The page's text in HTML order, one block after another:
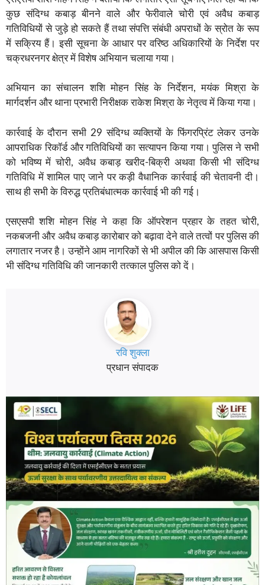
कुछ संदिग्ध कबाड़ बीनने वाले और फेरीवाले चोरी एवं अवैध कबाड़
गतिविधियों से जुड़े हो सकते हैं तथा संपत्ति संबंधी अपराधों के स्रोत के रूप
में सक्रिय हैं। इसी सूचना के आधार पर वरिष्ठ अधिकारियों के निर्देश पर
चक्रधरनगर क्षेत्र में विशेष अभियान चलाया गया।
अभियान का संचालन शशि मोहन सिंह के निर्देशन, मयंक मिश्रा के
मार्गदर्शन और थाना प्रभारी निरीक्षक राकेश मिश्रा के नेतृत्व में किया गया।
कार्रवाई के दौरान सभी 29 संदिग्ध व्यक्तियों के फिंगरप्रिंट लेकर उनके
आपराधिक रिकॉर्ड और गतिविधियों का सत्यापन किया गया। पुलिस ने सभी
को भविष्य में चोरी, अवैध कबाड़ खरीद-बिक्री अथवा किसी भी संदिग्ध
गतिविधि में शामिल पाए जाने पर कड़ी वैधानिक कार्रवाई की चेतावनी दी।
साथ ही सभी के विरुद्ध प्रतिबंधात्मक कार्रवाई भी की गई।
एसएसपी शशि मोहन सिंह ने कहा कि ऑपरेशन प्रहार के तहत चोरी,
नकबजनी और अवैध कबाड़ कारोबार को बढ़ावा देने वाले तत्वों पर पुलिस की
लगातार नजर है। उन्होंने आम नागरिकों से भी अपील की कि आसपास किसी
भी संदिग्ध गतिविधि की जानकारी तत्काल पुलिस को दें।
रवि शुक्ला
प्रधान संपादक